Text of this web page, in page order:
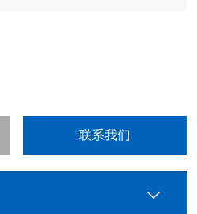
联系我们